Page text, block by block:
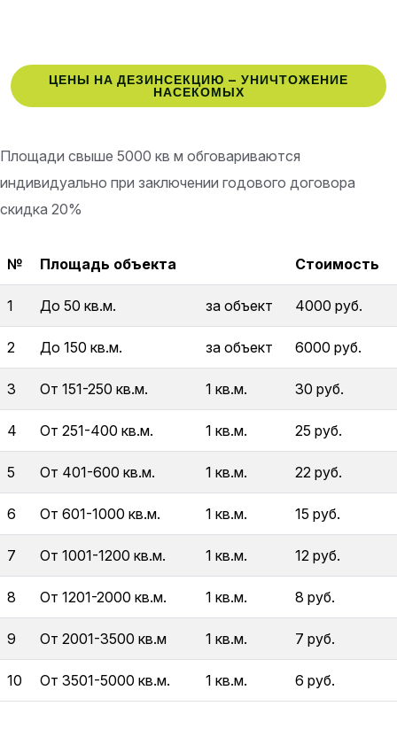
ЦЕНЫ НА ДЕЗИНСЕКЦИЮ – УНИЧТОЖЕНИЕ
НАСЕКОМЫХ
Площади свыше 5000 кв м обговариваются
индивидуально при заключении годового договора
скидка 20%
№ Площадь объекта Стоимость
1 До 50 кв.м. за объект 4000 руб.
2 До 150 кв.м. за объект 6000 руб.
3 От 151-250 кв.м. 1 кв.м. 30 руб.
4 От 251-400 кв.м. 1 кв.м. 25 руб.
5 От 401-600 кв.м. 1 кв.м. 22 руб.
6 От 601-1000 кв.м. 1 кв.м. 15 руб.
7 От 1001-1200 кв.м. 1 кв.м. 12 руб.
8 От 1201-2000 кв.м. 1 кв.м. 8 руб.
9 От 2001-3500 кв.м 1 кв.м. 7 руб.
10 От 3501-5000 кв.м. 1 кв.м. 6 руб.